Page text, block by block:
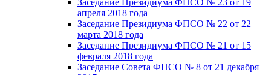
апреля 2018 года
Заседание Президиума ФПСО № 22 от 22
марта 2018 года
Заседание Президиума ФПСО № 21 от 15
февраля 2018 года
Заседание Совета ФПСО № 8 от 21 декабря